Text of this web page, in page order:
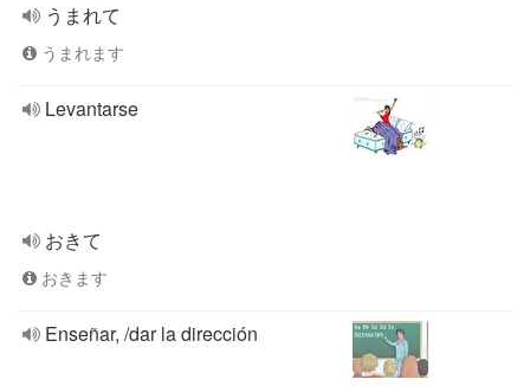
うまれて
うまれます
Levantarse
おきて
おきます
Enseñar, /dar la dirección